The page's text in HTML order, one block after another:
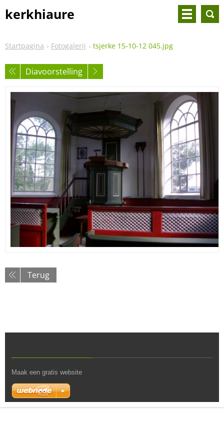
kerkhiaure
Startpagina Fotogalerij tsjerke 15-10-12 045.jpg
Diavoorstelling
Terug
Maak een gratis website